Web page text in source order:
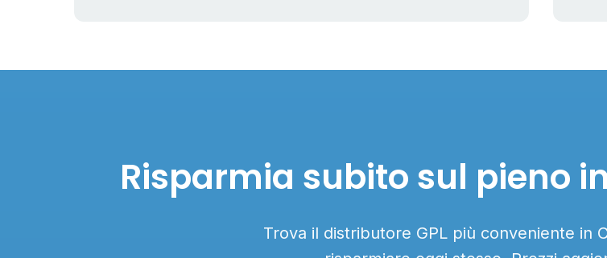
Risparmia subito sul pieno
Trova il distributore GPL più conveniente in